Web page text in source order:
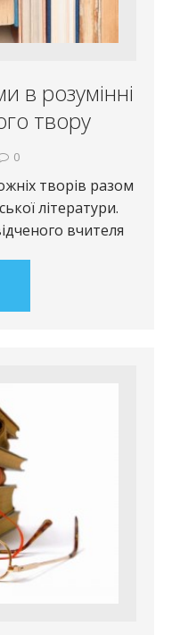
в розумінні
твору
0
творів разом
літератури.
вчителя